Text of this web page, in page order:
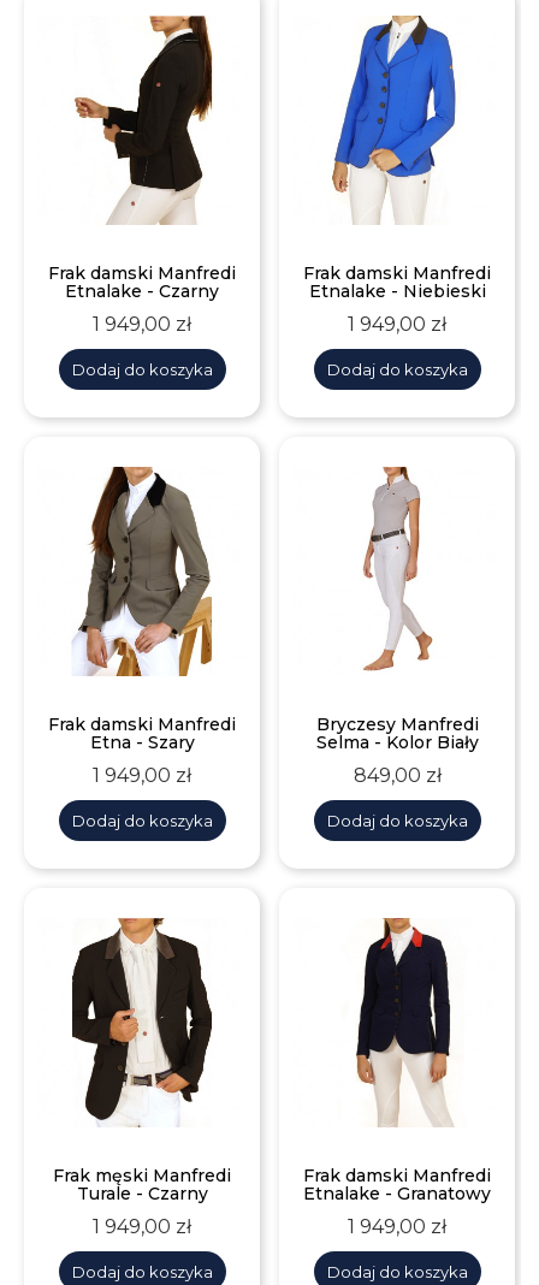
Frak damski Manfredi
Etnalake - Czarny
Cena
1 949,00 zł
Dodaj do koszyka
Frak damski Manfredi
Etnalake - Niebieski
Cena
1 949,00 zł
Dodaj do koszyka
Frak damski Manfredi
Etna - Szary
Cena
1 949,00 zł
Dodaj do koszyka
Bryczesy Manfredi
Selma - Kolor Biały
Cena
849,00 zł
Dodaj do koszyka
Frak męski Manfredi
Turale - Czarny
Cena
1 949,00 zł
Dodaj do koszyka
Frak damski Manfredi
Etnalake - Granatowy
Cena
1 949,00 zł
Dodaj do koszyka